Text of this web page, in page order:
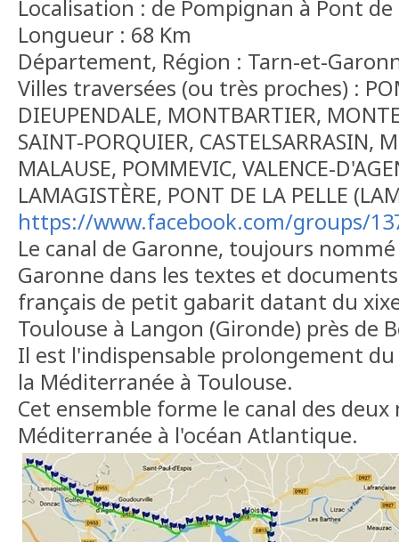
Localisation : de Pompignan à Pont
Longueur : 68 Km
Département, Région : Tarn-et-
Villes traversées (ou très proches) :
DIEUPENDALE, MONTBARTIER,
SAINT-PORQUIER, CASTELSARRASIN,
MALAUSE, POMMEVIC, VALENCE-
LAMAGISTÈRE, PONT DE LA PELLE
https://www.facebook.com/groups/
Le canal de Garonne, toujours
Garonne dans les textes et
français de petit gabarit datant du
Toulouse à Langon (Gironde) près de
Il est l'indispensable prolongement
la Méditerranée à Toulouse.
Cet ensemble forme le canal des
Méditerranée à l'océan Atlantique.